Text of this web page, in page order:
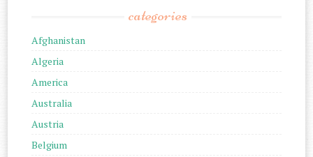
categories
Afghanistan
Algeria
America
Australia
Austria
Belgium